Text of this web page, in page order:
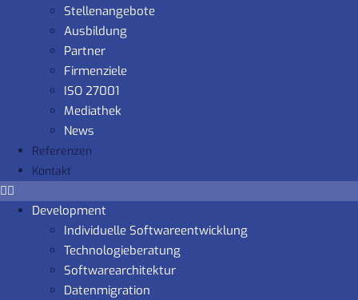
Stellenangebote
Ausbildung
Partner
Firmenziele
ISO 27001
Mediathek
News
Referenzen
Kontakt
Development
Individuelle Softwareentwicklung
Technologieberatung
Softwarearchitektur
Datenmigration